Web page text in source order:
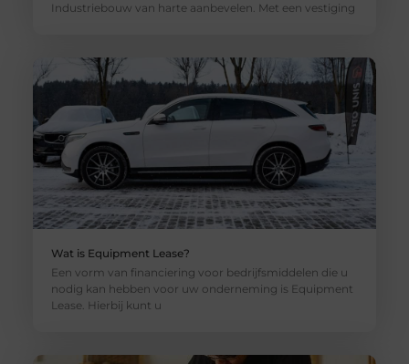
Industriebouw van harte aanbevelen. Met een vestiging
Wat is Equipment Lease?
Een vorm van financiering voor bedrijfsmiddelen die u
nodig kan hebben voor uw onderneming is Equipment
Lease. Hierbij kunt u